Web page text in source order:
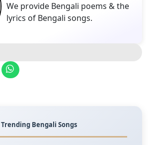
We provide Bengali poems & the
lyrics of Bengali songs.
Trending Bengali Songs